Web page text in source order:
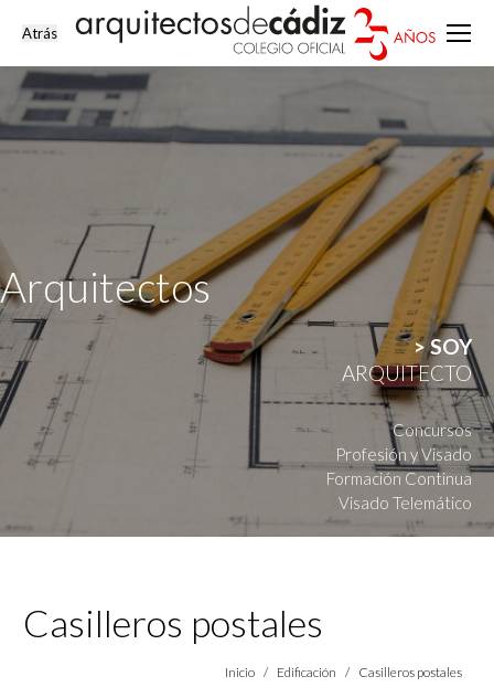
Arquitectos
> SOY
ARQUITECTO
Concursos
Profesión y Visado
Formación Continua
Visado Telemático
Casilleros postales
Estás aquí:
Inicio Edificación Casilleros postales